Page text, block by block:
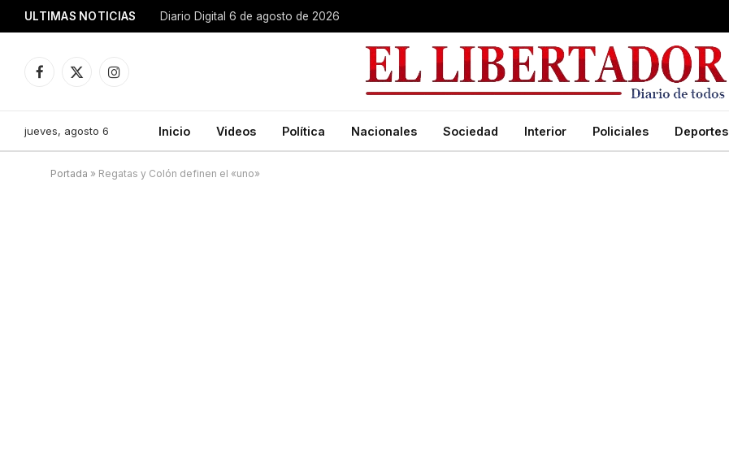
ULTIMAS NOTICIAS Diario Digital 6 de agosto de 2026
Facebook
X
Instagram
jueves, agosto 6 Inicio Videos Política Nacionales Sociedad Interior Policiales Deportes
Portada » Regatas y Colón definen el «uno»